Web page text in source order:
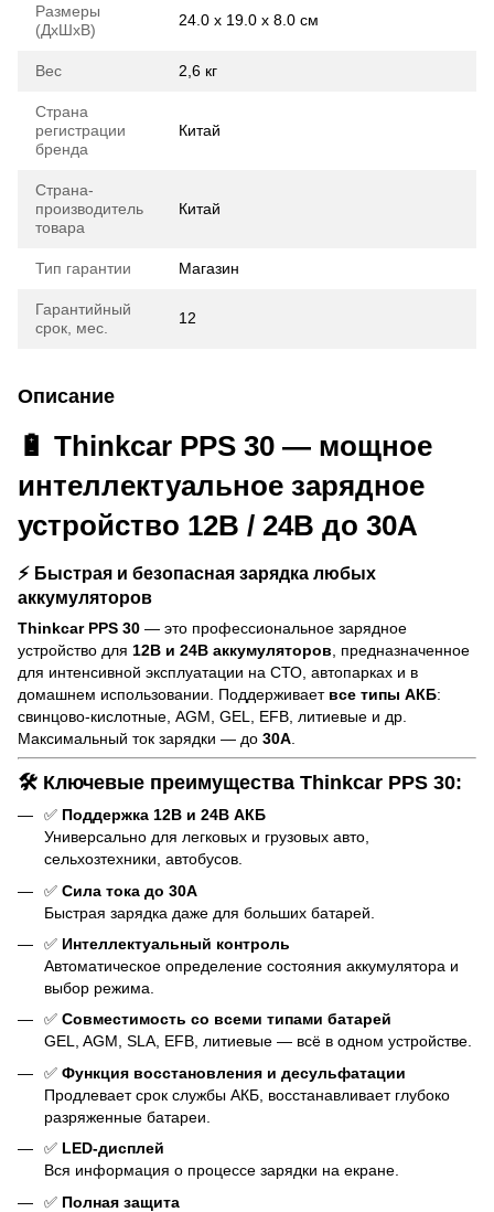
Размеры
(ДхШхВ)
24.0 х 19.0 х 8.0 см
Вес 2,6 кг
Страна
регистрации
бренда
Китай
Страна-
производитель
товара
Китай
Тип гарантии Магазин
Гарантийный
срок, мес.
12
Описание
🔋 Thinkcar PPS 30 — мощное
интеллектуальное зарядное
устройство 12В / 24В до 30А
⚡ Быстрая и безопасная зарядка любых
аккумуляторов
Thinkcar PPS 30 — это профессиональное зарядное
устройство для 12В и 24В аккумуляторов , предназначенное
для интенсивной эксплуатации на СТО, автопарках и в
домашнем использовании. Поддерживает все типы АКБ:
свинцово-кислотные, AGM, GEL, EFB, литиевые и др.
Максимальный ток зарядки — до 30А
🛠️ Ключевые преимущества Thinkcar PPS 30:
✅ Поддержка 12В и 24В АКБ
Универсально для легковых и грузовых авто,
сельхозтехники, автобусов.
✅ Сила тока до 30А
Быстрая зарядка даже для больших батарей.
✅ Интеллектуальный контроль
Автоматическое определение состояния аккумулятора и
выбор режима.
✅ Совместимость со всеми типами батарей
GEL, AGM, SLA, EFB, литиевые — всё в одном устройстве.
✅ Функция восстановления и десульфатации
Продлевает срок службы АКБ, восстанавливает глубоко
разряженные батареи.
✅ LED-дисплей
Вся информация о процессе зарядки на екране.
✅ Полная защита